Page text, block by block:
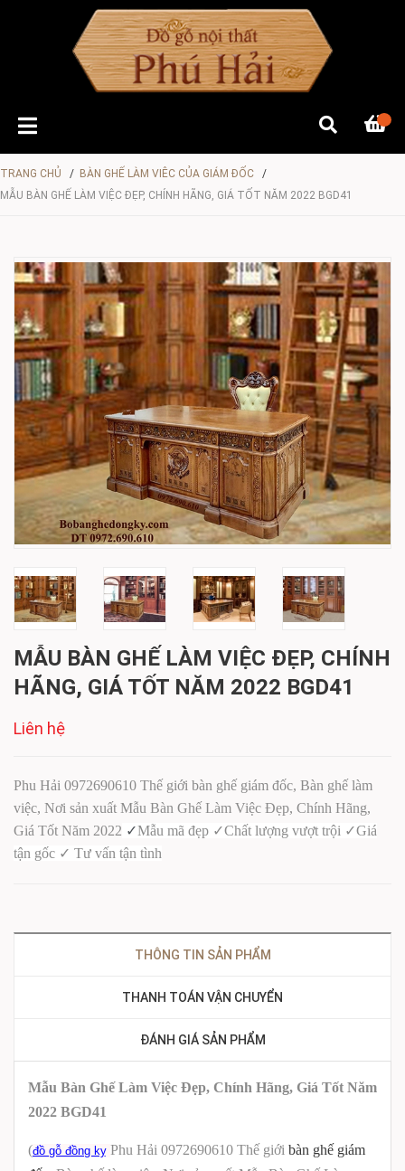
TRANG CHỦ / BÀN GHẾ LÀM VIÊC CỦA GIÁM ĐỐC
/
MẪU BÀN GHẾ LÀM VIỆC ĐẸP, CHÍNH HÃNG, GIÁ TỐT NĂM 2022 BGD41
MẪU BÀN GHẾ LÀM VIỆC ĐẸP, CHÍNH
HÃNG, GIÁ TỐT NĂM 2022 BGD41
Liên hệ
Phu Hải 0972690610 Thế giới bàn ghế giám đốc, Bàn ghế làm
việc, Nơi sản xuất Mẫu Bàn Ghế Làm Việc Đẹp, Chính Hãng,
Giá Tốt Năm 2022 ✓Mẫu mã đẹp ✓Chất lượng vượt trội ✓Giá
tận gốc ✓ Tư vấn tận tình
THÔNG TIN SẢN PHẨM
THANH TOÁN VẬN CHUYỂN
ĐÁNH GIÁ SẢN PHẨM
Mẫu Bàn Ghế Làm Việc Đẹp, Chính Hãng, Giá Tốt Năm
2022 BGD41
(đồ gỗ đồng kỵ Phu Hải 0972690610 Thế giới bàn ghế giám